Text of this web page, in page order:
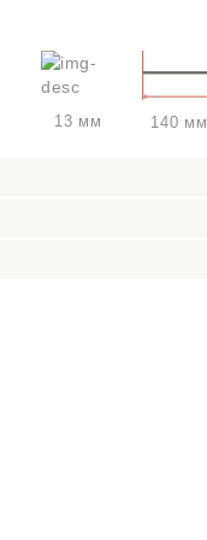
13 мм 140 мм